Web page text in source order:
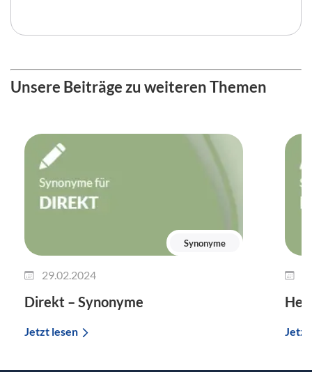
Unsere Beiträge zu weiteren Themen
Synonyme
29.02.2024
Direkt – Synonyme
Jetzt lesen Jetzt